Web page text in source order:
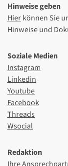
Hinweise geben
Hierkönnen Sie
Hinweise und
Soziale Medien
Instagram
Linkedin
Youtube
Facebook
Threads
Wsocial
Redaktion